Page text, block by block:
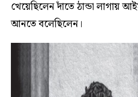
খেয়েছিলেন দাঁতে ঠান্ডা লাগায়
আনতে বলেছিলেন।